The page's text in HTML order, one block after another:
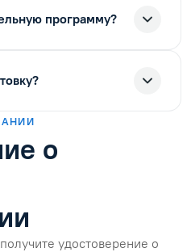
программу?
о
удостоверение о